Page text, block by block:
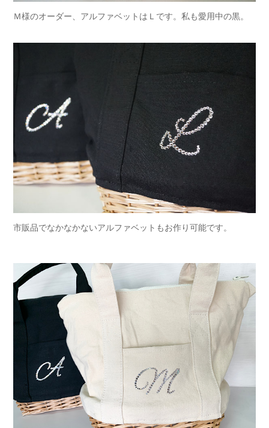
Ｍ様のオーダー、アルファベットはＬです。私も愛用中の黒。
市販品でなかなかないアルファベットもお作り可能です。